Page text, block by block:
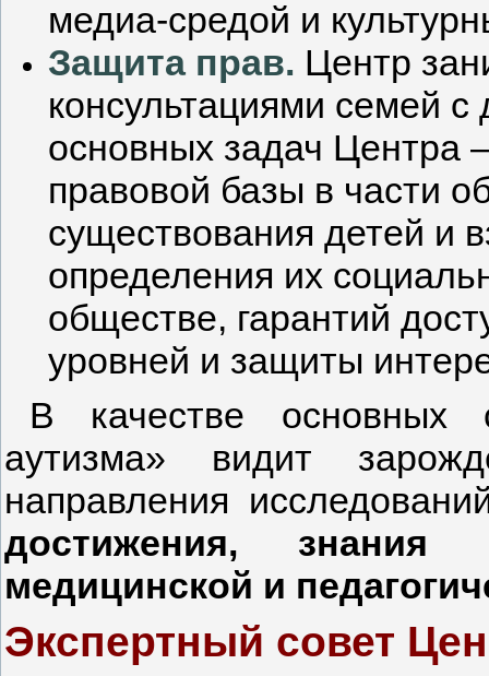
медиа-средой и
Защита прав. Центр
консультациями семей
основных задач Центра
правовой базы в части
существования детей и
определения их
обществе, гарантий
уровней и защиты
В качестве основных
аутизма» видит
направления
достижения,
медицинской и
Экспертный совет